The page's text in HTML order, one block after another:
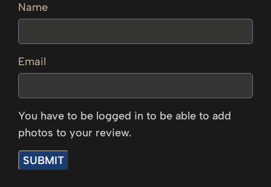
Name
Email
You have to be logged in to be able to add
photos to your review.